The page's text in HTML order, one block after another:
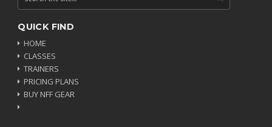
QUICK FIND
HOME
CLASSES
TRAINERS
PRICING PLANS
BUY NFF GEAR